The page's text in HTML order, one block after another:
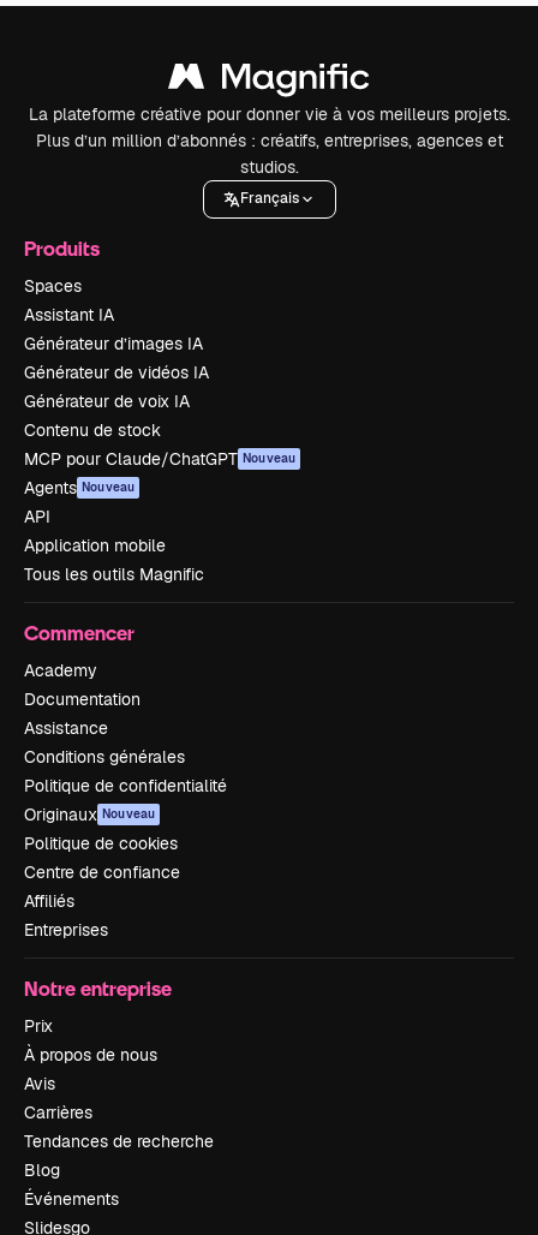
La plateforme créative pour donner vie à vos meilleurs projets.
Plus d’un million d’abonnés : créatifs, entreprises, agences et
studios.
Français
Produits
Spaces
Assistant IA
Générateur d’images IA
Générateur de vidéos IA
Générateur de voix IA
Contenu de stock
MCP pour Claude/ChatGPT Nouveau
Agents Nouveau
API
Application mobile
Tous les outils Magnific
Commencer
Academy
Documentation
Assistance
Conditions générales
Politique de confidentialité
Originaux Nouveau
Politique de cookies
Centre de confiance
Affiliés
Entreprises
Notre entreprise
Prix
À propos de nous
Avis
Carrières
Tendances de recherche
Blog
Événements
Slidesgo